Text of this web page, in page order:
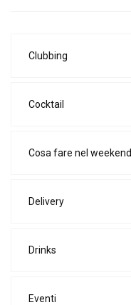
Clubbing
Cocktail
Cosa fare nel weekend
Delivery
Drinks
Eventi